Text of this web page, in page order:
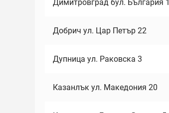
Димитровград бул. България 1
Добрич ул. Цар Петър 22
Дупница ул. Раковска 3
Казанлък ул. Македония 20